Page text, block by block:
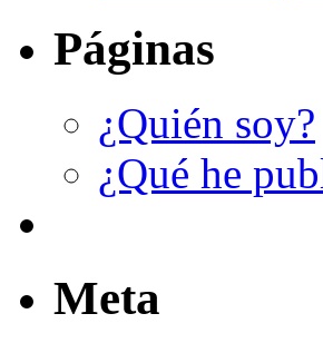
Páginas
¿Quién soy?
¿Qué he
Meta